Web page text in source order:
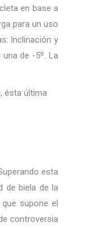
en base a
para un uso
Inclinación y
de -5º. La
ésta última
esta
de biela de la
supone el
controversia